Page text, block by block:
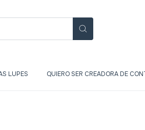
LUPES QUIERO SER CREADORA DE